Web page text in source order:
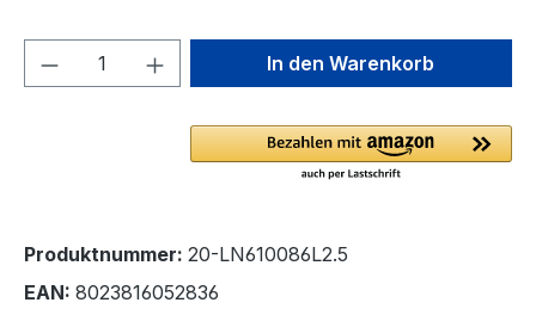
Produkt Anzahl: Gib denIn den Warenkorb
Produktnummer: 20-LN610086L2.5
EAN: 8023816052836